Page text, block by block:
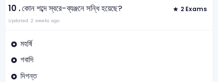
10 .কোন শব্দে স্বরে-ব্যঞ্জনে সন্ধি হয়েছে? 2 Exams
Updated: 2 weeks ago
মহর্ষি
গবাদি
দিগন্ত